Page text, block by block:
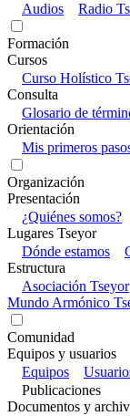
Audios
Radio
Formación
Cursos
Curso Holístico
Consulta
Glosario de
Orientación
Mis primeros
Organización
Presentación
¿Quiénes somos?
Lugares Tseyor
Dónde estamos
Estructura
Asociación Tseyor
Mundo Armónico
Comunidad
Equipos y usuarios
Equipos
Publicaciones
Documentos y